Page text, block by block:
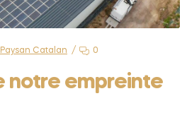
Paysan Catalan 0
notre empreinte